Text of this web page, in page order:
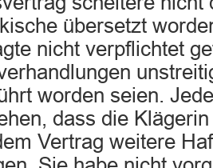
übersetzt
nicht verpflichtet
worden seien.
dass die
Vertrag weitere